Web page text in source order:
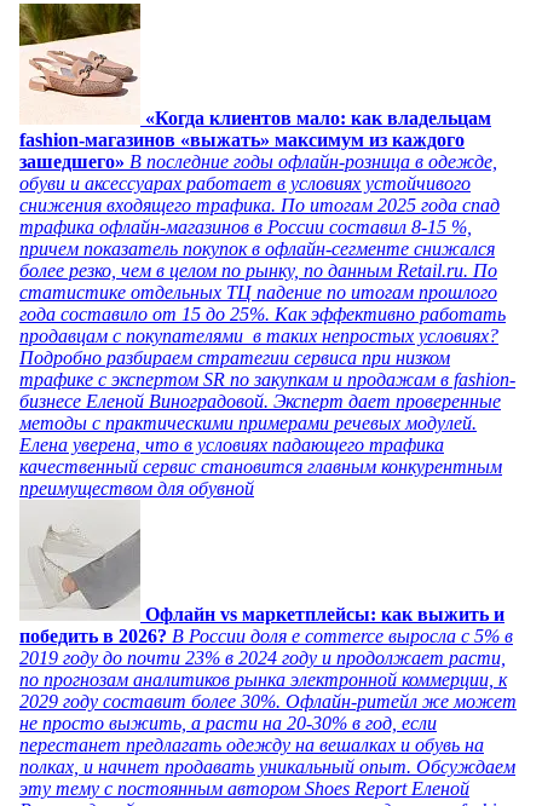
«Когда клиентов мало: как владельцам
fashion-магазинов «выжать» максимум из каждого
зашедшего» В последние годы офлайн-розница в одежде,
обуви и аксессуарах работает в условиях устойчивого
снижения входящего трафика. По итогам 2025 года спад
трафика офлайн-магазинов в России составил 8-15 %,
причем показатель покупок в офлайн-сегменте снижался
более резко, чем в целом по рынку, по данным Retail.ru. По
статистике отдельных ТЦ падение по итогам прошлого
года составило от 15 до 25%. Как эффективно работать
продавцам с покупателями в таких непростых условиях?
Подробно разбираем стратегии сервиса при низком
трафике с экспертом SR по закупкам и продажам в fashion-
бизнесе Еленой Виноградовой. Эксперт дает проверенные
методы с практическими примерами речевых модулей.
Елена уверена, что в условиях падающего трафика
качественный сервис становится главным конкурентным
преимуществом для обувной
Офлайн vs маркетплейсы: как выжить и
победить в 2026? В России доля e commerce выросла с 5% в
2019 году до почти 23% в 2024 году и продолжает расти,
по прогнозам аналитиков рынка электронной коммерции, к
2029 году составит более 30%. Офлайн-ритейл же может
не просто выжить, а расти на 20-30% в год, если
перестанет предлагать одежду на вешалках и обувь на
полках, и начнет продавать уникальный опыт. Обсуждаем
эту тему с постоянным автором Shoes Report Еленой